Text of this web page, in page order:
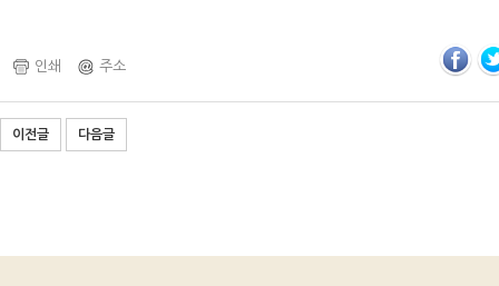
인쇄 주소
이전글 다음글